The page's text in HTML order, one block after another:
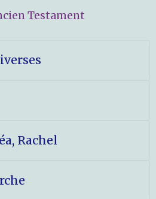
Testament
Rachel